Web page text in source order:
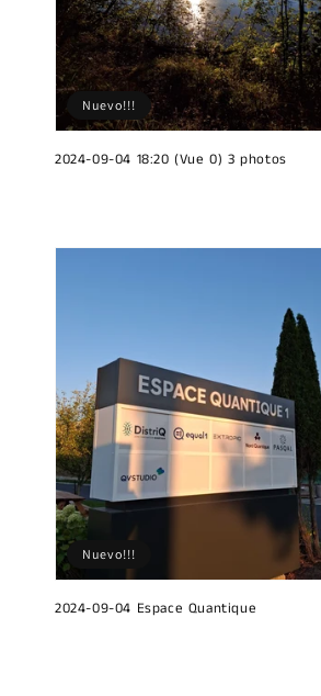
2024-09-04 18:20 (Vue 0) 3 photos
Nuevo!!!
2024-09-04 Espace Quantique
Nuevo!!!